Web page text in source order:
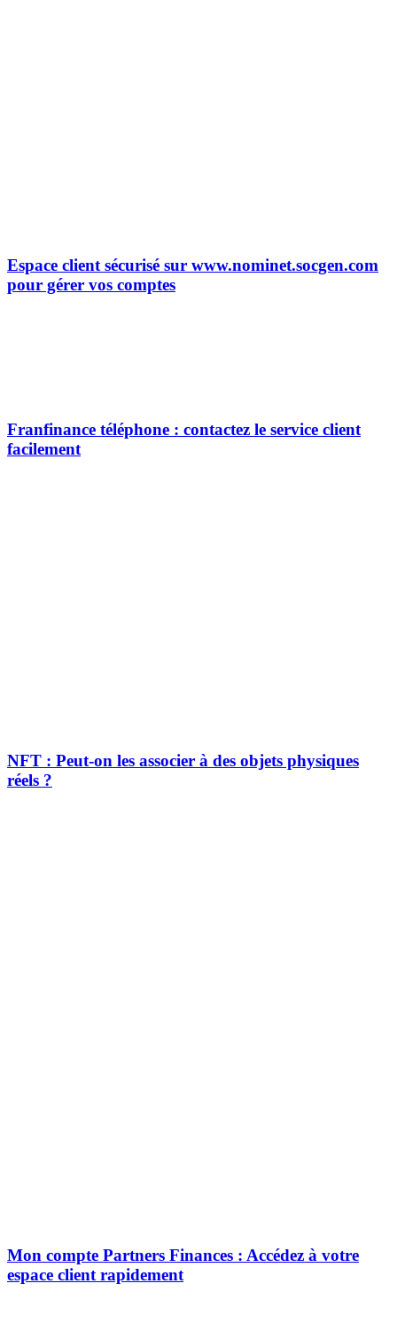
Espace client sécurisé sur www.nominet.socgen.com
pour gérer vos comptes
Franfinance téléphone : contactez le service client
facilement
NFT : Peut-on les associer à des objets physiques
réels ?
Mon compte Partners Finances : Accédez à votre
espace client rapidement